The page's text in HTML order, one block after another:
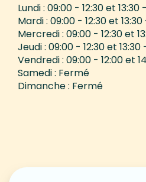
Lundi : 09:00 - 12:30 et 13:30
Mardi : 09:00 - 12:30 et 13:30
Mercredi : 09:00 - 12:30 et
Jeudi : 09:00 - 12:30 et 13:30
Vendredi : 09:00 - 12:00 et
Samedi : Fermé
Dimanche : Fermé